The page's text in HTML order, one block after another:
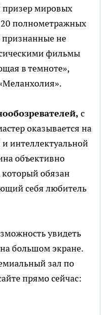
призер мировых
полнометражных
признанные не
фильмы
в темноте»,
с
оказывается на
интеллектуальной
объективно
который обязан
себя любитель
увидеть
большом экране.
зал по
прямо сейчас: